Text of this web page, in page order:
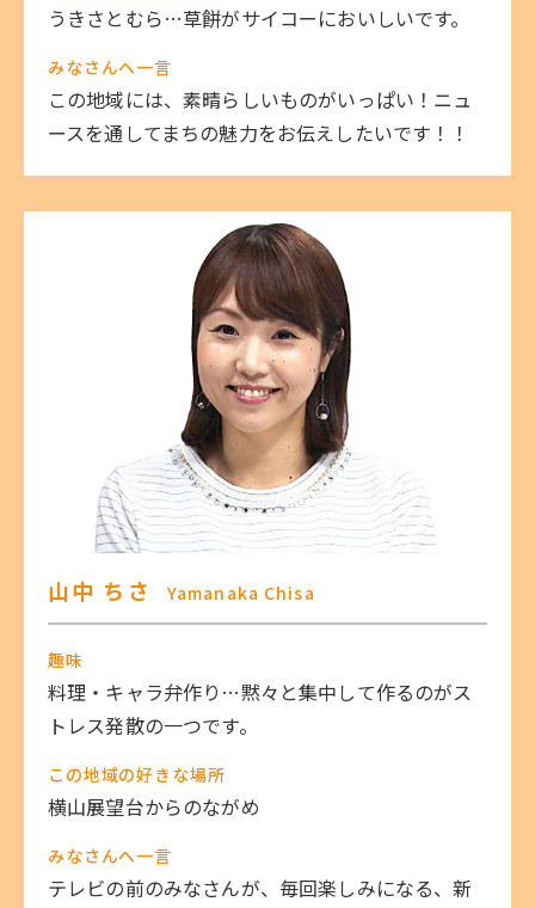
うきさとむら…草餅がサイコーにおいしいです。
みなさんへ一言
この地域には、素晴らしいものがいっぱい！ニュ
ースを通してまちの魅力をお伝えしたいです！！
山中 ちさ Yamanaka Chisa
趣味
料理・キャラ弁作り…黙々と集中して作るのがス
トレス発散の一つです。
この地域の好きな場所
横山展望台からのながめ
みなさんへ一言
テレビの前のみなさんが、毎回楽しみになる、新